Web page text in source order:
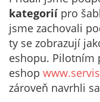
kategoriípro
jsme zachovali
ty se zobrazují
eshopu. Pilotním
eshop
zároveň navrhli